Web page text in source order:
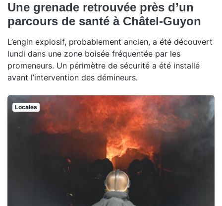
Une grenade retrouvée près d’un
parcours de santé à Châtel-Guyon
L’engin explosif, probablement ancien, a été découvert
lundi dans une zone boisée fréquentée par les
promeneurs. Un périmètre de sécurité a été installé
avant l’intervention des démineurs.
Locales